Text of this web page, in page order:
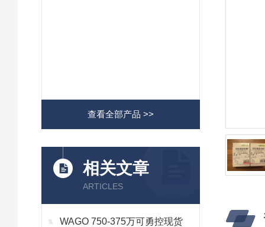
查看全部产品 >>
相关文章
ARTICLES
WAGO 750-375万可勇控现货